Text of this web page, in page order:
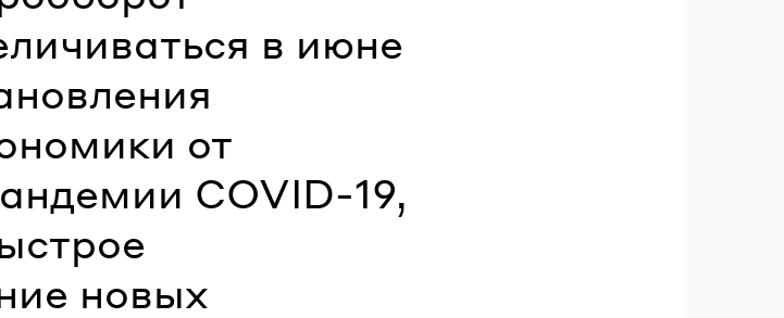
в июне
от
COVID-19,
новых